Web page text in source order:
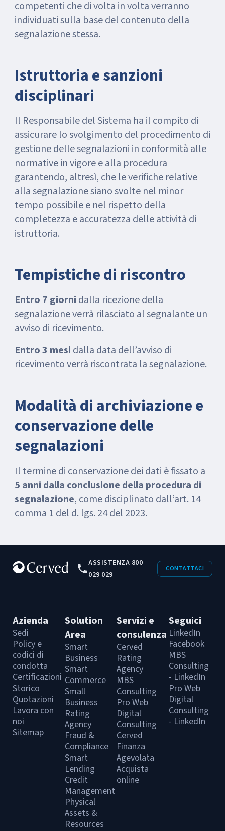
competenti che di volta in volta verranno
individuati sulla base del contenuto della
segnalazione stessa.
Istruttoria e sanzioni
disciplinari
Il Responsabile del Sistema ha il compito di
assicurare lo svolgimento del procedimento di
gestione delle segnalazioni in conformità alle
normative in vigore e alla procedura
garantendo, altresì, che le verifiche relative
alla segnalazione siano svolte nel minor
tempo possibile e nel rispetto della
completezza e accuratezza delle attività di
istruttoria.
Tempistiche di riscontro
Entro 7 giorni dalla ricezione della
segnalazione verrà rilasciato al segnalante un
avviso di ricevimento.
Entro 3 mesi dalla data dell’avviso di
ricevimento verrà riscontrata la segnalazione.
Modalità di archiviazione e
conservazione delle
segnalazioni
Il termine di conservazione dei dati è fissato a
5 anni dalla conclusione della procedura di
segnalazione, come disciplinato dall’art. 14
comma 1 del d. lgs. 24 del 2023.
ASSISTENZA 800
029 029
CONTATTACI
Azienda
Sedi
Policy e
codici di
condotta
Certificazioni
Storico
Quotazioni
Lavora con
noi
Sitemap
Solution
Area
Smart
Business
Smart
Commerce
Small
Business
Rating
Agency
Fraud &
Compliance
Smart
Lending
Credit
Management
Physical
Assets &
Resources
Servizi e
consulenza
Cerved
Rating
Agency
MBS
Consulting
Pro Web
Digital
Consulting
Cerved
Finanza
Agevolata
Acquista
online
Seguici
LinkedIn
Facebook
MBS
Consulting
- LinkedIn
Pro Web
Digital
Consulting
- LinkedIn